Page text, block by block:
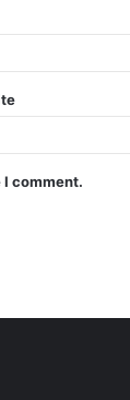
comment.